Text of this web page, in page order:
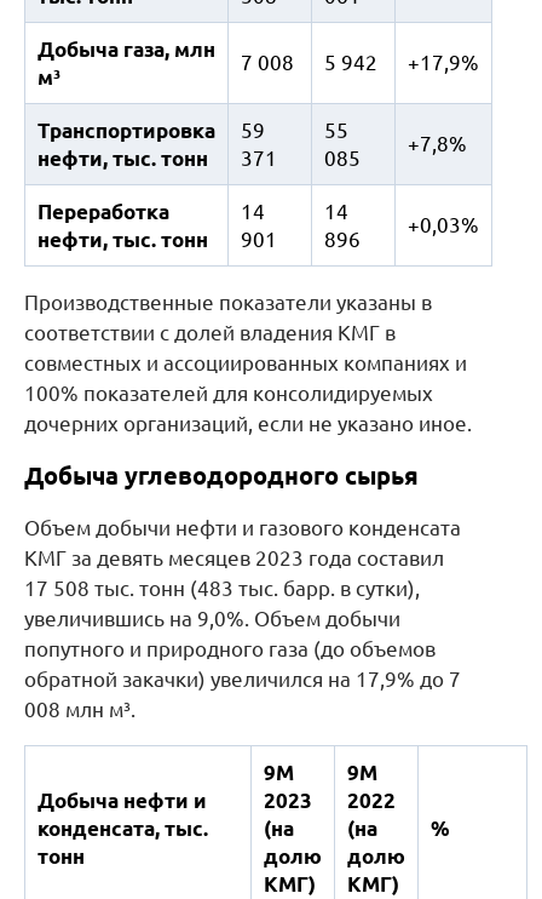
Добыча газа, млн
м³
7 008 5 942 +17,9%
Транспортировка
нефти, тыс. тонн
59
371
55
085
+7,8%
Переработка
нефти, тыс. тонн
14
901
14
896
+0,03%
Производственные показатели указаны в
соответствии с долей владения КМГ в
совместных и ассоциированных компаниях и
100% показателей для консолидируемых
дочерних организаций, если не указано иное.
Добыча углеводородного сырья
Объем добычи нефти и газового конденсата
КМГ за девять месяцев 2023 года составил
17 508 тыс. тонн (483 тыс. барр. в сутки),
увеличившись на 9,0%. Объем добычи
попутного и природного газа (до объемов
обратной закачки) увеличился на 17,9% до 7
008 млн м³.
Добыча нефти и
конденсата, тыс.
тонн
9М
2023
(на
долю
КМГ)
9М
2022
(на
долю
КМГ)
%